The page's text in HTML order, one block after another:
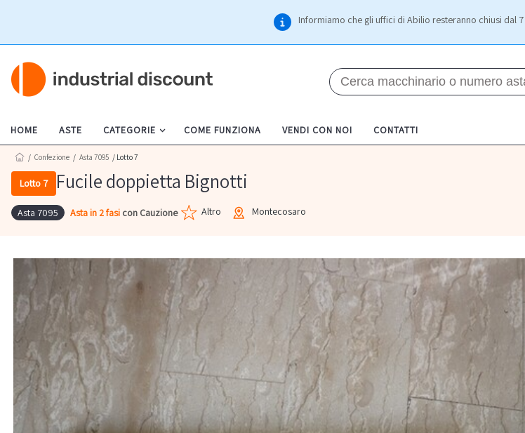
Informiamo che gli uffici di Abilio resteranno chiusi dal
HOME ASTE CATEGORIE COME FUNZIONA VENDI CON NOI CONTATTI
/ Confezione / Asta 7095 / Lotto 7
Lotto 7 Fucile doppietta Bignotti
Asta 7095 Asta in 2 fasi con Cauzione Altro Montecosaro